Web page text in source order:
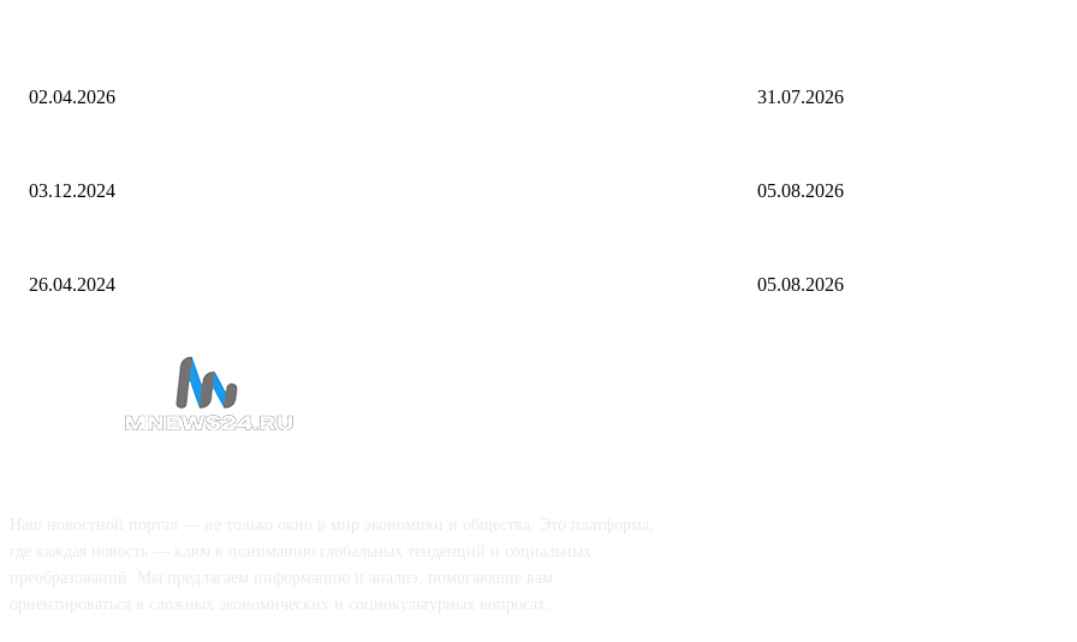
02.04.2026
03.12.2024
26.04.2024
31.07.2026
05.08.2026
05.08.2026